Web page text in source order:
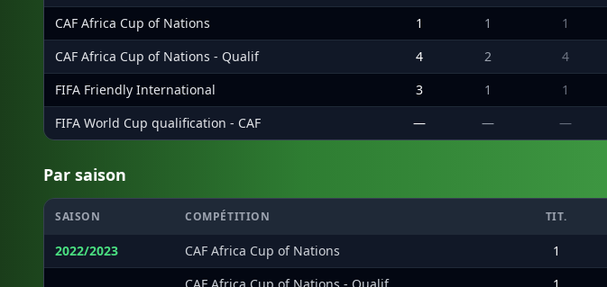
CAF Africa Cup of Nations
1 1 1
CAF Africa Cup of Nations - Qualif
4 2 4
FIFA Friendly International
3 1 1
FIFA World Cup qualification - CAF
— — —
Par saison
SAISON COMPÉTITION TIT.
2022/2023 CAF Africa Cup of Nations 1